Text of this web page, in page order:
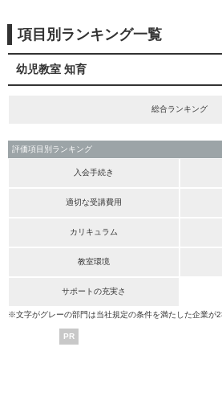
項目別ランキング一覧
幼児教室 知育
総合ランキング
評価項目別ランキング
入会手続き
適切な受講費用
カリキュラム
教室環境
サポートの充実さ
※文字がグレーの部門は当社規定の条件を満たした企業が2
PR